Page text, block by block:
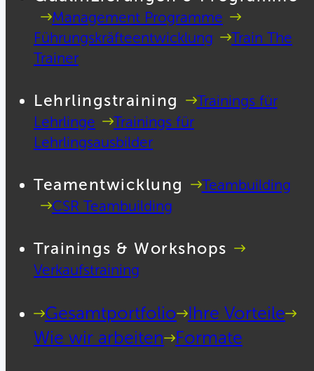
Management Programme
Führungskräfteentwicklung
Train The
Trainer
Lehrlingstraining
Trainings für
Lehrlinge
Trainings für
Lehrlingsausbilder
Teamentwicklung
Teambuilding
CSR Teambuilding
Trainings & Workshops
Verkaufstraining
Gesamtportfolio
Ihre Vorteile
Wie wir arbeiten
Formate